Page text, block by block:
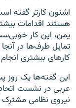
اشتون کارتر گفته
هستند اقدامات
یمن، این کار
تمایل طرف‌ها در آنجا
کارهای بیشتری
این گفته‌ها یک روز
عربی در نشست
نیروی نظامی